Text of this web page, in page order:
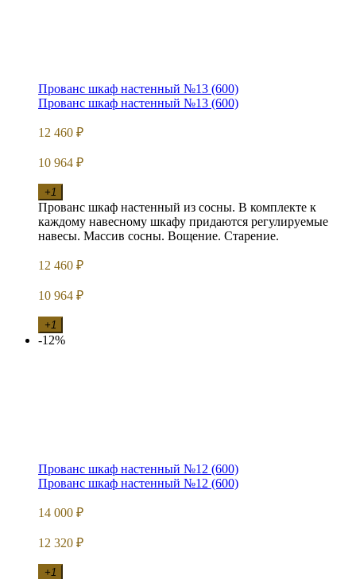
Прованс шкаф настенный №13 (600)
Прованс шкаф настенный №13 (600)
12 460 ₽
10 964 ₽
+1
Прованс шкаф настенный из сосны. В комплекте к
каждому навесному шкафу придаются регулируемые
навесы. Массив сосны. Вощение. Старение.
12 460 ₽
10 964 ₽
+1
-12%
Прованс шкаф настенный №12 (600)
Прованс шкаф настенный №12 (600)
14 000 ₽
12 320 ₽
+1